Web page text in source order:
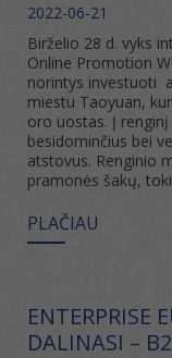
2022-06-21
Birželio 28 d. vyks
Online Promotion
norintys investuoti
miestu Taoyuan,
oro uostas. Į
besidominčius bei
atstovus. Renginio
pramonės šakų,
PLAČIAU
ENTERPRISE
DALINASI –